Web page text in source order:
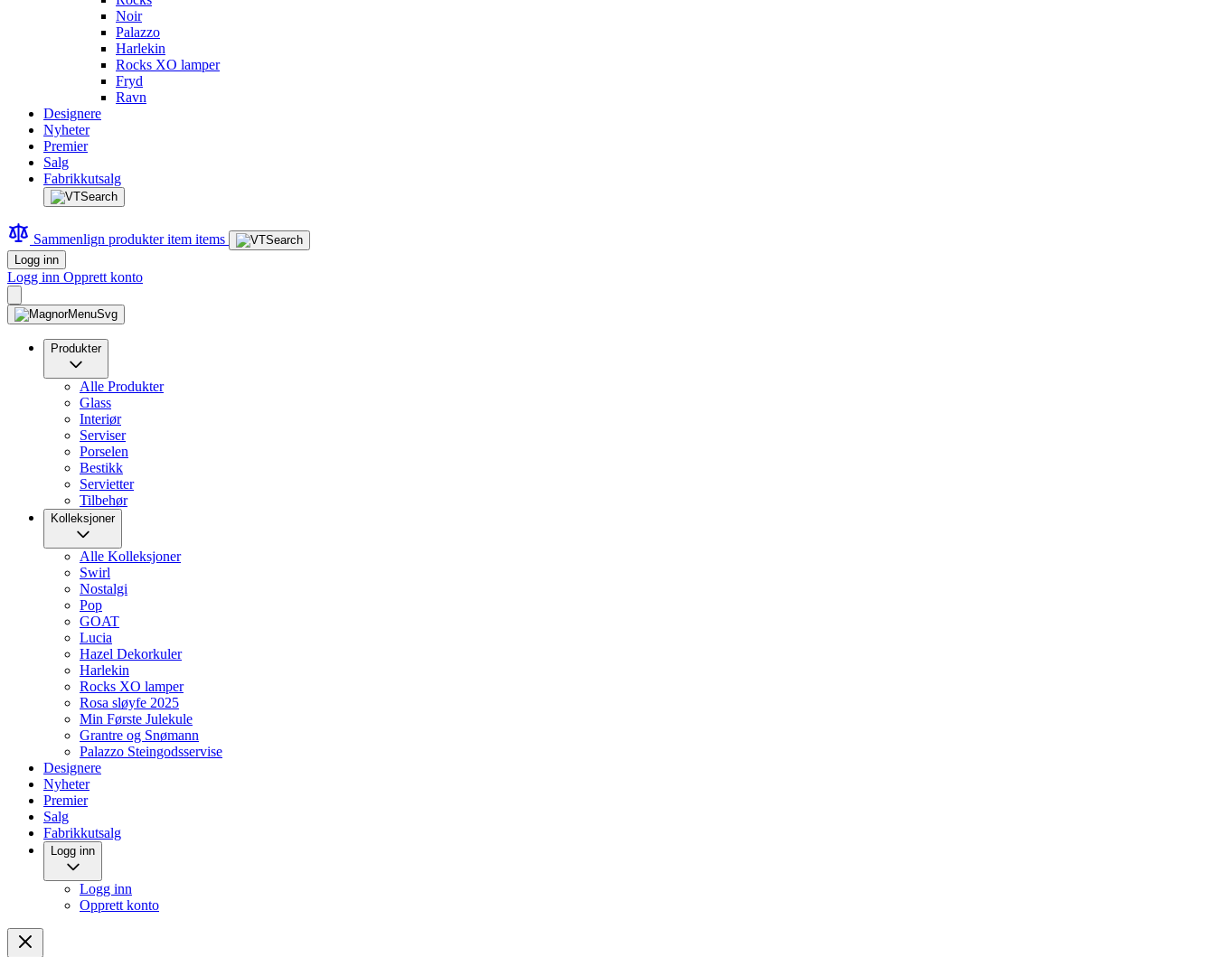
Noir
Palazzo
Harlekin
Rocks XO lamper
Fryd
Ravn
Designere
Nyheter
Premier
Salg
Fabrikkutsalg
Sammenlign produkteritem items
Logg inn
Logg inn Opprett konto
Produkter
Alle Produkter
Glass
Interiør
Serviser
Porselen
Bestikk
Servietter
Tilbehør
Kolleksjoner
Alle Kolleksjoner
Swirl
Nostalgi
Pop
GOAT
Lucia
Hazel Dekorkuler
Harlekin
Rocks XO lamper
Rosa sløyfe 2025
Min Første Julekule
Grantre og Snømann
Palazzo Steingodsservise
Designere
Nyheter
Premier
Salg
Fabrikkutsalg
Logg inn
Logg inn
Opprett konto